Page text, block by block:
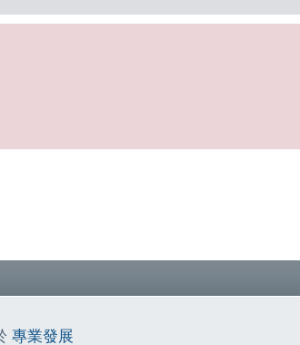
專業發展